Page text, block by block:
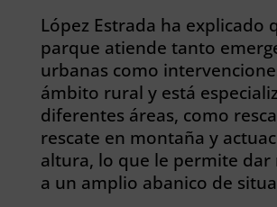
López Estrada ha explicado
parque atiende tanto
urbanas como
ámbito rural y está
diferentes áreas, como
rescate en montaña y
altura, lo que le permite dar
a un amplio abanico de